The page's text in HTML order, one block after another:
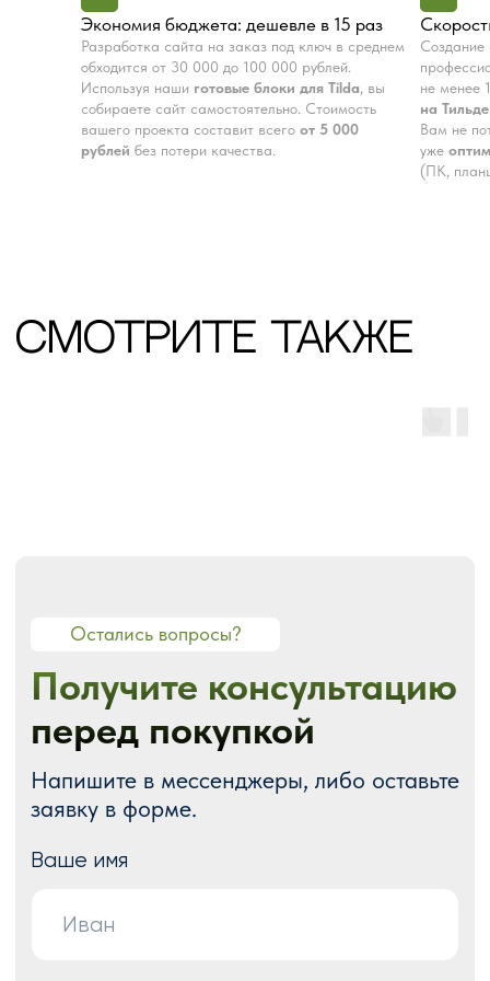
Экономия бюджета: дешевле в 15 раз
Разработка сайта на заказ под ключ в среднем
обходится от 30 000 до 100 000 рублей.
Используя наши готовые блоки для Tilda, вы
собираете сайт самостоятельно. Стоимость
вашего проекта составит всего от 5 000
рублей без потери качества.
Создание
не менее
на Тильде
Вам не
уже
(ПК,
Получите консультацию
перед покупкой
Напишите в мессенджеры, либо оставьте
заявку в форме.
Остались вопросы?
О нас
Портфолио
Блог
Акции
ГОТОВЫЕ РЕШЕНИЯ
Готовые многостраничные сайты